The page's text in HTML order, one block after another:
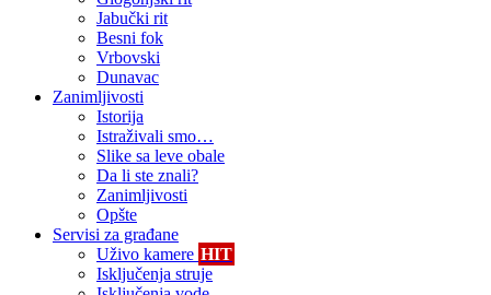
Jabučki rit
Besni fok
Vrbovski
Dunavac
Zanimljivosti
Istorija
Istraživali smo…
Slike sa leve obale
Da li ste znali?
Zanimljivosti
Opšte
Servisi za građane
Uživo kamere HIT
Isključenja struje